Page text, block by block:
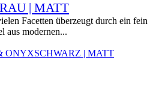
| MATT
Facetten überzeugt durch ein fein
aus modernen...